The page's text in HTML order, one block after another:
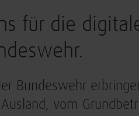
für die
Bundeswehr
vom